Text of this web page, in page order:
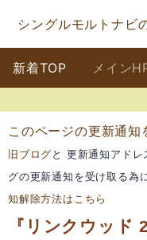
シングルモルトナビ
新着TOP メイン
このページの更新通知
旧ブログと 更新通知アド
グの更新通知を受け取る為
知解除方法はこちら
『リンクウッド